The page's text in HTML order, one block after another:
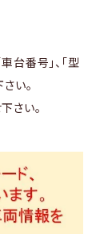
台番号」、「型
い。
さい。